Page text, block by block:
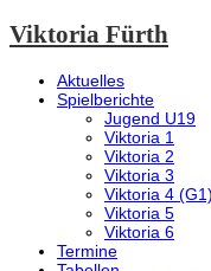
Viktoria Fürth
Aktuelles
Spielberichte
Jugend U19
Viktoria 1
Viktoria 2
Viktoria 3
Viktoria 4 (G1)
Viktoria 5
Viktoria 6
Termine